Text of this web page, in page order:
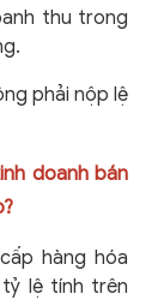
thu trong
phải nộp lệ
doanh bán
hàng hóa
lệ tính trên